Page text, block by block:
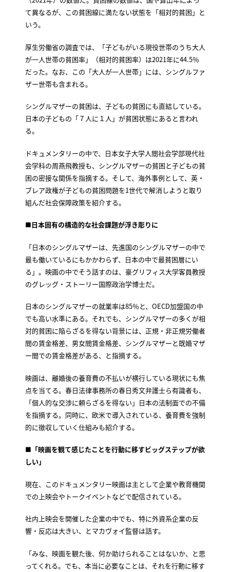
て異なるが、この貧困線に満たない状態を「相対的貧困」と
いう。
厚生労働省の調査では、「子どもがいる現役世帯のうち大人
が一人世帯の貧困率」（相対的貧困率）は2021年に44.5％
だった。なお、この「大人が一人世帯」には、シングルファ
ザー世帯も含まれる。
シングルマザーの貧困は、子どもの貧困にも直結している。
日本の子どもの「７人に１人」が貧困状態にあると言われ
る。
ドキュメンタリーの中で、日本女子大学人間社会学部現代社
会学科の周燕飛教授も、シングルマザーの貧困と子どもの貧
困の密接な関係を指摘する。そして、海外事例として、英・
ブレア政権が子どもの貧困問題を1世代で解消しようと取り
組んだ社会保障政策を紹介する。
■日本固有の構造的な社会課題が浮き彫りに
「日本のシングルマザーは、先進国のシングルマザーの中で
最も働いているにもかかわらず、日本の中で最貧困層にい
る」。映画の中でそう話すのは、豪グリフィス大学客員教授
のグレッグ・ストーリー国際政治学博士だ。
日本のシングルマザーの就業率は85％と、OECD加盟国の中
でも高い水準にある。それでも、シングルマザーの多くが相
対的貧困に陥らざるを得ない背景には、正規・非正規労働者
間の賃金格差、男女間賃金格差、シングルマザーと既婚マザ
ー間での賃金格差がある、と指摘する。
映画は、離婚後の養育費の不払いが横行している現状にも焦
点を当てる。春日法律事務所の春日秀文弁護士ら有識者も、
「個人的な交渉に頼らざるを得ない」日本の法制面での不備
を指摘する。同時に、欧米で導入されている、養育費を強制
的に徴収していく仕組みも紹介する。
■「映画を観て感じたことを行動に移すビッグステップが欲
しい」
現在、このドキュメンタリー映画は主として企業や教育機関
での上映会やトークイベントなどで配信されている。
社内上映会を開催した企業の中でも、特に外資系企業の反
響・反応は大きい、とマカヴォイ監督は話す。
「みな、映画を観た後、何か助けられることはないか、と思
ってくれる。でも、本当に必要なことは、それを行動に移す